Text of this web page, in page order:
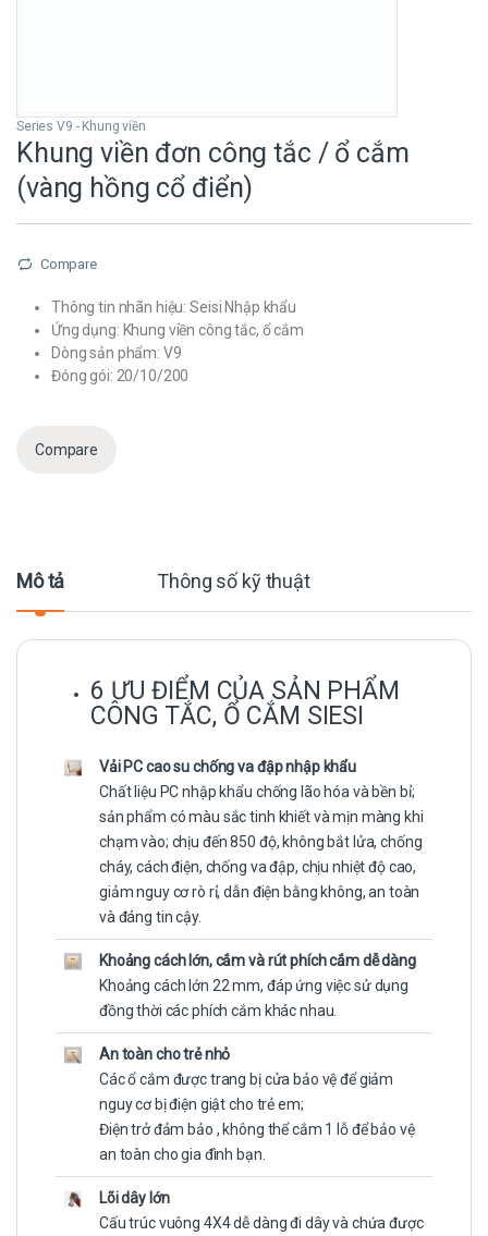
Series V9 - Khung viền
Khung viền đơn công tắc / ổ cắm
(vàng hồng cổ điển)
Compare
Thông tin nhãn hiệu: Seisi Nhập khẩu
Ứng dụng: Khung viền công tắc, ổ cắm
Dòng sản phẩm: V9
Đóng gói: 20/10/200
Compare
Mô tả Thông số kỹ thuật
6 ƯU ĐIỂM CỦA SẢN PHẨM
CÔNG TẮC, Ổ CẮM SIESI
Vải PC cao su chống va đập nhập khẩu
Chất liệu PC nhập khẩu chống lão hóa và bền bỉ;
sản phẩm có màu sắc tinh khiết và mịn màng khi
chạm vào; chịu đến 850 độ, không bắt lửa, chống
cháy, cách điện, chống va đập, chịu nhiệt độ cao,
giảm nguy cơ rò rỉ, dẫn điện bằng không, an toàn
và đáng tin cậy.
Khoảng cách lớn, cắm và rút phích cắm dễ dàng
Khoảng cách lớn 22 mm, đáp ứng việc sử dụng
đồng thời các phích cắm khác nhau.
An toàn cho trẻ nhỏ
Các ổ cắm được trang bị cửa bảo vệ để giảm
nguy cơ bị điện giật cho trẻ em;
Điện trở đảm bảo , không thể cắm 1 lỗ để bảo vệ
an toàn cho gia đình bạn.
Lõi dây lớn
Cấu trúc vuông 4X4 dễ dàng đi dây và chứa được